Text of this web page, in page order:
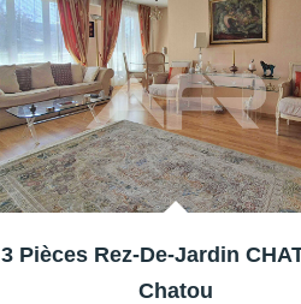
3 Pièces Rez-De-Jardin
Chatou